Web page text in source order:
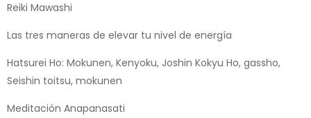
Reiki Mawashi
Las tres maneras de elevar tu nivel de energía
Hatsurei Ho: Mokunen, Kenyoku, Joshin Kokyu Ho, gassho,
Seishin toitsu, mokunen
Meditación Anapanasati